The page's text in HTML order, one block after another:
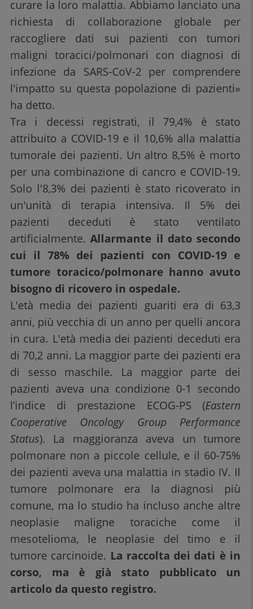
curare la loro malattia. Abbiamo lanciato una
richiesta di collaborazione globale per
raccogliere dati sui pazienti con tumori
maligni toracici/polmonari con diagnosi di
infezione da SARS-CoV-2 per comprendere
l'impatto su questa popolazione di pazienti»
ha detto.
Tra i decessi registrati, il 79,4% è stato
attribuito a COVID-19 e il 10,6% alla malattia
tumorale dei pazienti. Un altro 8,5% è morto
per una combinazione di cancro e COVID-19.
Solo l'8,3% dei pazienti è stato ricoverato in
un'unità di terapia intensiva. Il 5% dei
pazienti deceduti è stato ventilato
artificialmente.Allarmante il dato secondo
cui il 78% dei pazienti con COVID-19 e
tumore toracico/polmonare hanno avuto
bisogno di ricovero in ospedale.
L'età media dei pazienti guariti era di 63,3
anni, più vecchia di un anno per quelli ancora
in cura. L'età media dei pazienti deceduti era
di 70,2 anni. La maggior parte dei pazienti era
di sesso maschile. La maggior parte dei
pazienti aveva una condizione 0-1 secondo
l’indice di prestazione ECOG-PS (Eastern
Cooperative Oncology Group Performance
Status). La maggioranza aveva un tumore
polmonare non a piccole cellule, e il 60-75%
dei pazienti aveva una malattia in stadio IV. Il
tumore polmonare era la diagnosi più
comune, ma lo studio ha incluso anche altre
neoplasie maligne toraciche come il
mesotelioma, le neoplasie del timo e il
tumore carcinoide. La raccolta dei dati è in
corso, ma è già stato pubblicato un
articolo da questo registro.